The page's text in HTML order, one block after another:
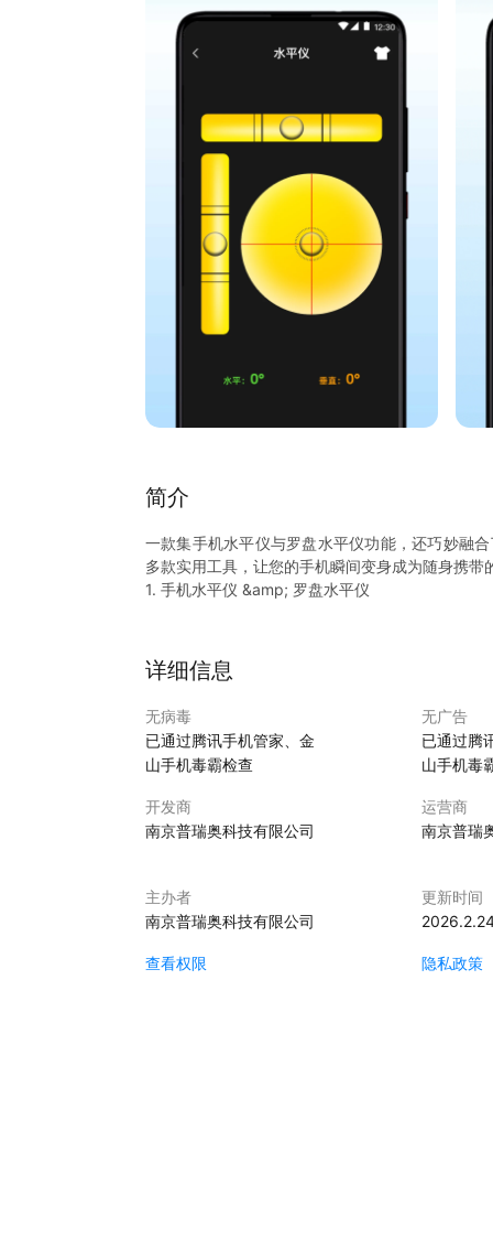
简介
一款集手机水平仪与罗盘水平仪功能，还巧妙融
多款实用工具，让您的手机瞬间变身成为随身携带
1. 手机水平仪 &amp; 罗盘水平仪
• 罗盘水平仪：结合传统罗盘功能，不仅提供精
的理想选择。无论您身处何方，都能准确判断方位
2. 考勤相机
• 专为上班族设计的考勤功能，通过拍照记录上
作弊，让考勤管理更加高效透明。同时，还支持
3. 个税计算器
• 面对复杂的个税政策，“全能测量工具箱”内置
速计算出应缴税额，让税务规划变得简单明了，助
4. 手机尺子、量角器、测距仪
都能轻松应对。
• 量角器：通过摄像头捕捉图像，智能识别并测
• 测距仪：基于AR（增强现实）技术，通过手机
详细信息
无病毒
已通过腾讯手机管家、金
山手机毒霸检查
无广告
已通过腾
山手机毒
开发商
南京普瑞奥科技有限公司
运营商
南京普瑞
主办者
南京普瑞奥科技有限公司
更新时间
查看权限 隐私政策